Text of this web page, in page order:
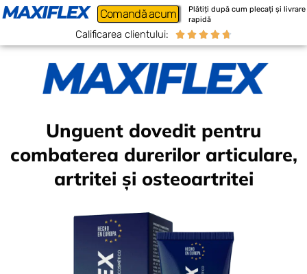
Comandă acum
Plătiți după cum plecați și livrare
rapidă
Calificarea clientului:     
Unguent dovedit pentru
combaterea durerilor articulare,
artritei și osteoartritei